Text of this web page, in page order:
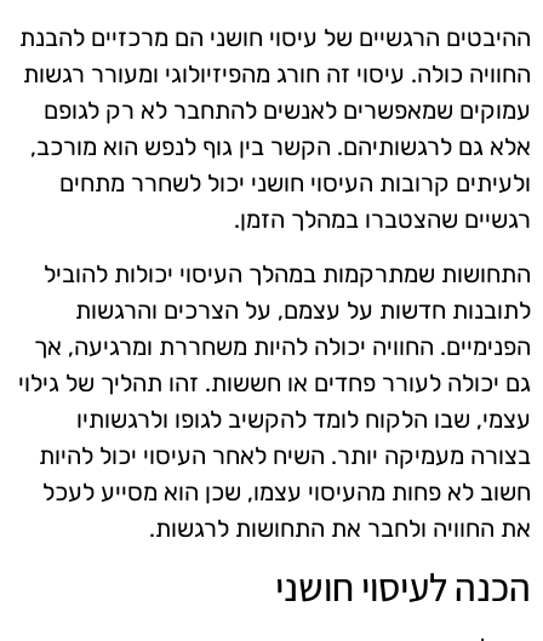
ההיבטים הרגשיים של עיסוי חושני הם מרכזיים להבנת
החוויה כולה. עיסוי זה חורג מהפיזיולוגי ומעורר רגשות
עמוקים שמאפשרים לאנשים להתחבר לא רק לגופם
אלא גם לרגשותיהם. הקשר בין גוף לנפש הוא מורכב,
ולעיתים קרובות העיסוי חושני יכול לשחרר מתחים
רגשיים שהצטברו במהלך הזמן.
התחושות שמתרקמות במהלך העיסוי יכולות להוביל
לתובנות חדשות על עצמם, על הצרכים והרגשות
הפנימיים. החוויה יכולה להיות משחררת ומרגיעה, אך
גם יכולה לעורר פחדים או חששות. זהו תהליך של גילוי
עצמי, שבו הלקוח לומד להקשיב לגופו ולרגשותיו
בצורה מעמיקה יותר. השיח לאחר העיסוי יכול להיות
חשוב לא פחות מהעיסוי עצמו, שכן הוא מסייע לעכל
את החוויה ולחבר את התחושות לרגשות.
הכנה לעיסוי חושני